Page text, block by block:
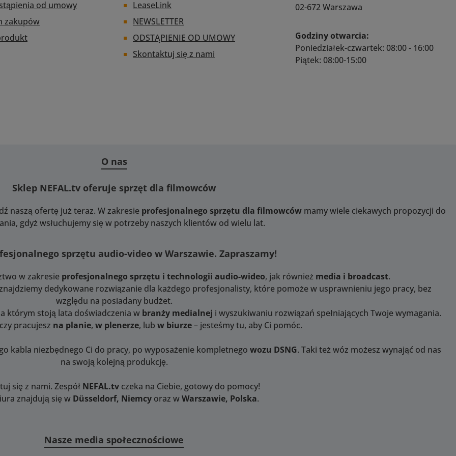
używa
a
Rig
Dalsze
są
zębatki
z
jedną
unit
od umowy
zakupów
LeaseLink
NEWSLETTER
ODSTĄPIENIE OD UMOWY
Skontaktuj się z nami
02-672 Warszawa
Godziny otwarcia:
Poniedziałek-czwartek: 08:00 - 16:00
Piątek: 08:00-15:00
O nas
Sklep NEFAL.tv oferuje sprzęt dla filmowców
naszą ofertę już teraz. W zakresie profesjonalnego sprzętu dla filmowców mamy wiele ciekawych propozycji do
gdyż wsłuchujemy się w potrzeby naszych klientów od wielu lat.
sprzętu audio-video w Warszawie. Zapraszamy!
w zakresie profesjonalnego sprzętu i technologii audio-wideo, jak również media i broadcast.
dedykowane rozwiązanie dla każdego profesjonalisty, które pomoże w usprawnieniu jego pracy, bez
względu na posiadany budżet.
którym stoją lata doświadczenia w branży medialnej i wyszukiwaniu rozwiązań spełniających Twoje wymagania.
pracujesz na planie, w plenerze, lub w biurze– jesteśmy tu, aby Ci pomóc.
kabla niezbędnego Ci do pracy, po wyposażenie kompletnego wozu DSNG. Taki też wóz możesz wynająć od nas
na swoją kolejną produkcję.
się z nami. Zespół NEFAL.tvczeka na Ciebie, gotowy do pomocy!
znajdują się w Düsseldorf, Niemcy oraz wWarszawie, Polska.
Nasze media społecznościowe